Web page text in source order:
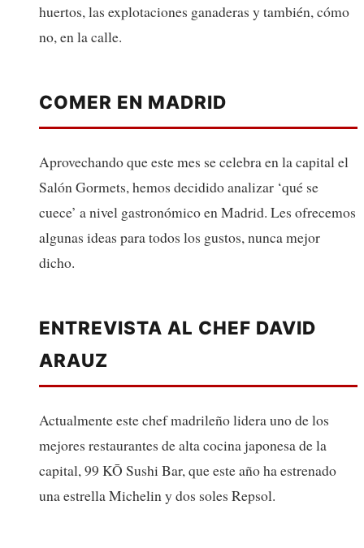
huertos, las explotaciones ganaderas y también, cómo
no, en la calle.
COMER EN MADRID
Aprovechando que este mes se celebra en la capital el
Salón Gormets, hemos decidido analizar ‘qué se
cuece’ a nivel gastronómico en Madrid. Les ofrecemos
algunas ideas para todos los gustos, nunca mejor
dicho.
ENTREVISTA AL CHEF DAVID
ARAUZ
Actualmente este chef madrileño lidera uno de los
mejores restaurantes de alta cocina japonesa de la
capital, 99 KŌ Sushi Bar, que este año ha estrenado
una estrella Michelin y dos soles Repsol.